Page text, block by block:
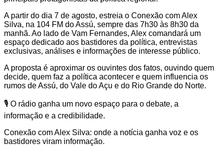
A partir do dia 7 de agosto, estreia o Conexão com Alex
Silva, na 104 FM do Assú, sempre das 7h30 às 8h30 da
manhã. Ao lado de Vam Fernandes, Alex comandará um
espaço dedicado aos bastidores da política, entrevistas
exclusivas, análises e informações de interesse público.
A proposta é aproximar os ouvintes dos fatos, ouvindo quem
decide, quem faz a política acontecer e quem influencia os
rumos de Assú, do Vale do Açu e do Rio Grande do Norte.
🎙️ O rádio ganha um novo espaço para o debate, a
informação e a credibilidade.
Conexão com Alex Silva: onde a notícia ganha voz e os
bastidores viram informação.